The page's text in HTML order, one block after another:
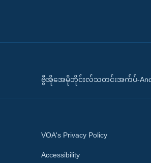
ဗွီအိုအေမိုဘိုင်းလ်သတင်းအက်ပ်-
VOA's Privacy Policy
Accessibility